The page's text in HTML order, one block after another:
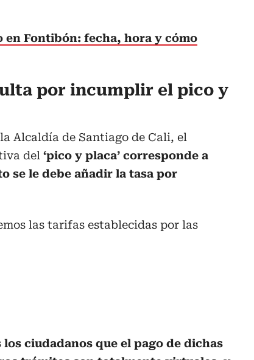
en Fontibón: fecha, hora y cómo
por incumplir el pico y
Alcaldía de Santiago de Cali, el
del ‘pico y placa’ corresponde a
se le debe añadir la tasa por
las tarifas establecidas por las
ciudadanos que el pago de dichas